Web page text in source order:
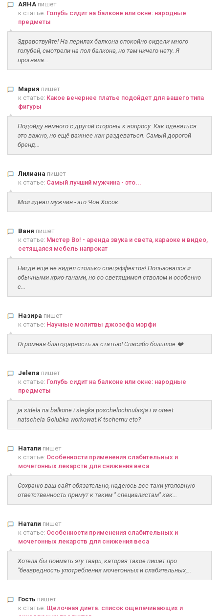
АЯНА пишет
к статье: Голубь сидит на балконе или окне: народные
предметы
Здравствуйте! На перилах балкона спокойно сидели много
голубей, смотрели на пол балкона, но там ничего нету. Я
прогнала...
Мария пишет
к статье: Какое вечернее платье подойдет для вашего типа
фигуры
Подойду немного с другой стороны к вопросу. Как одеваться
это важно, но ещё важнее как раздеваться. Самый дорогой
бренд...
Лилиана пишет
к статье: Самый лучший мужчина - это...
Мой идеал мужчин - это Чон Хосок.
Ваня пишет
к статье: Мистер Во! - аренда звука и света, караоке и видео,
сетящаяся мебель напрокат
Нигде еще не видел столько спецэффектов! Пользовался и
обычными крио-ганами, но со светящимся стволом и особенно
с...
Назира пишет
к статье: Научные молитвы джозефа мэрфи
Огромная благодарность за статью! Спасибо большое ❤️
Jelena пишет
к статье: Голубь сидит на балконе или окне: народные
предметы
ja sidela na balkone i slegka poschelochnulasja i w otwet
natschela Golubka workowat.K tschemu eto?
Натали пишет
к статье: Особенности применения слабительных и
мочегонных лекарств для снижения веса
Сохраню ваш сайт обязательно, надеюсь все таки уголовную
ответственность примут к таким " специалистам" как...
Натали пишет
к статье: Особенности применения слабительных и
мочегонных лекарств для снижения веса
Хотела бы поймать эту тварь, каторая такое пишет про
"безвредность употребления мочегонных и слабительных,...
Гость пишет
к статье: Щелочная диета. список ощелачивающих и